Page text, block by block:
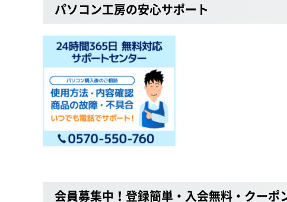
パソコン工房の安心サポート
会員募集中！登録簡単・入会無料・クーポ